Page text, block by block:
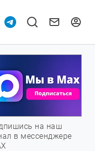
на наш
в мессенджере